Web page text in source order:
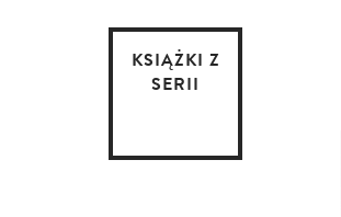
KSIĄŻKI Z
SERII